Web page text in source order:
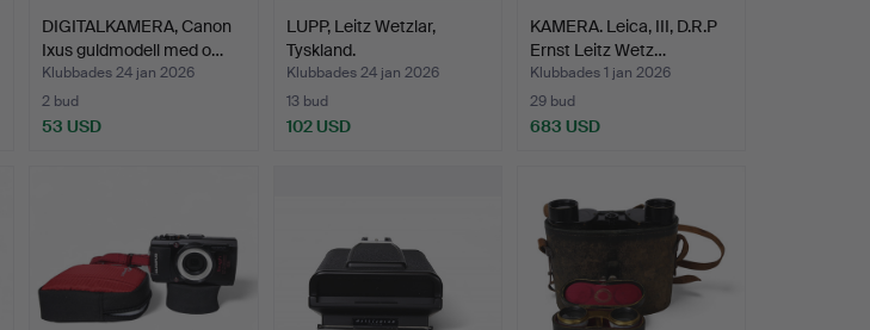
DIGITALKAMERA, Canon
Ixus guldmodell med o…
Klubbades 24 jan 2026
2 bud
53 USD
LUPP, Leitz Wetzlar,
Tyskland.
Klubbades 24 jan 2026
13 bud
102 USD
KAMERA. Leica, III, D.R.P
Ernst Leitz Wetz…
Klubbades 1 jan 2026
29 bud
683 USD